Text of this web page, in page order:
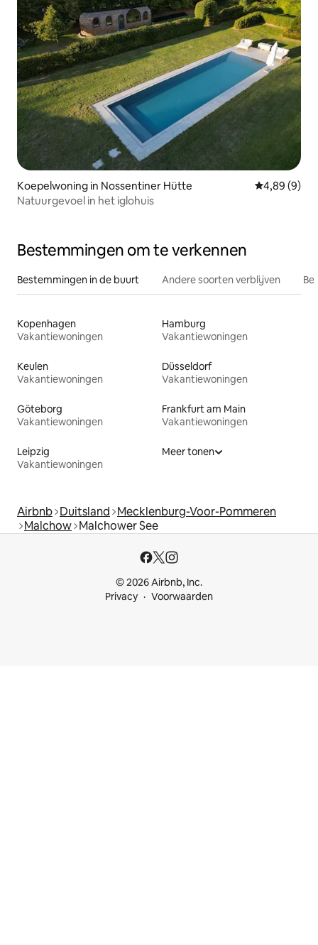
Koepelwoning in Nossentiner Hütte Gemiddelde
4,89 (9)
Natuurgevoel in het iglohuis
Bestemmingen om te verkennen
Bestemmingen in de buurt Andere soorten verblijven
Kopenhagen
Vakantiewoningen
Hamburg
Vakantiewoningen
Keulen
Vakantiewoningen
Düsseldorf
Vakantiewoningen
Göteborg
Vakantiewoningen
Frankfurt am Main
Vakantiewoningen
Leipzig
Vakantiewoningen
Meer tonen
Airbnb Duitsland Mecklenburg-Voor-Pommeren
Malchow Malchower See
© 2026 Airbnb, Inc.
Privacy
Voorwaarden